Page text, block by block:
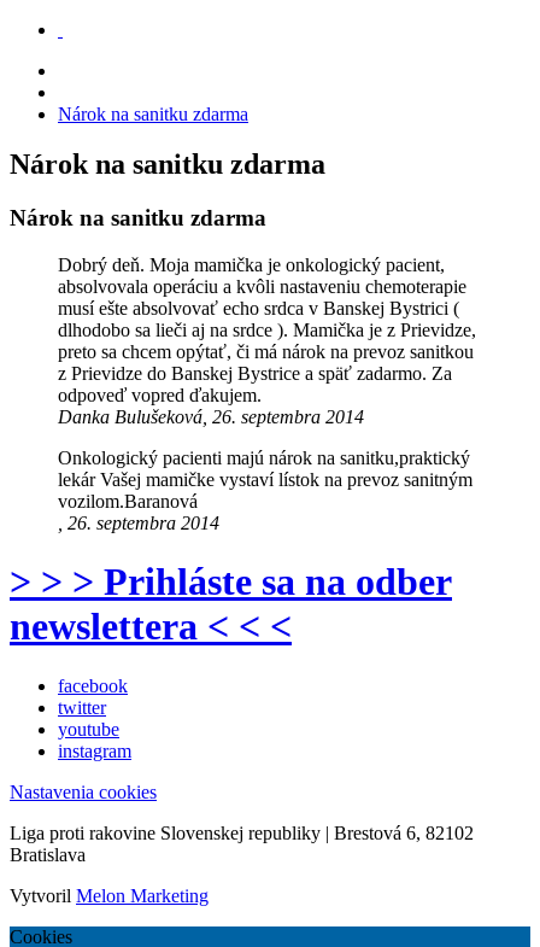
Nárok na sanitku zdarma
Nárok na sanitku zdarma
Nárok na sanitku zdarma
Dobrý deň. Moja mamička je onkologický pacient,
absolvovala operáciu a kvôli nastaveniu chemoterapie
musí ešte absolvovať echo srdca v Banskej Bystrici (
dlhodobo sa lieči aj na srdce ). Mamička je z Prievidze,
preto sa chcem opýtať, či má nárok na prevoz sanitkou
z Prievidze do Banskej Bystrice a späť zadarmo. Za
odpoveď vopred ďakujem.
Danka Bulušeková, 26. septembra 2014
Onkologický pacienti majú nárok na sanitku,praktický
lekár Vašej mamičke vystaví lístok na prevoz sanitným
vozilom.Baranová
, 26. septembra 2014
> > > Prihláste sa na odber
newslettera < < <
facebook
twitter
youtube
instagram
Nastavenia cookies
Liga proti rakovine Slovenskej republiky | Brestová 6, 82102
Bratislava
Vytvoril Melon Marketing
Cookies